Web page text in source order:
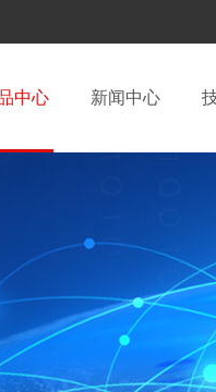
中心 新闻中心